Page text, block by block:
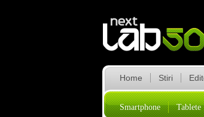
Home Stiri
Smartphone Tablete